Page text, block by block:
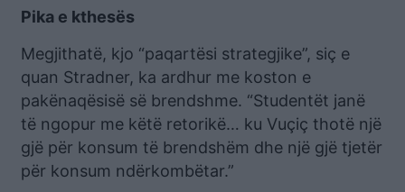
Pika e kthesës
Megjithatë, kjo “paqartësi strategjike”, siç e
quan Stradner, ka ardhur me koston e
pakënaqësisë së brendshme. “Studentët janë
të ngopur me këtë retorikë… ku Vuçiç thotë një
gjë për konsum të brendshëm dhe një gjë tjetër
për konsum ndërkombëtar.”